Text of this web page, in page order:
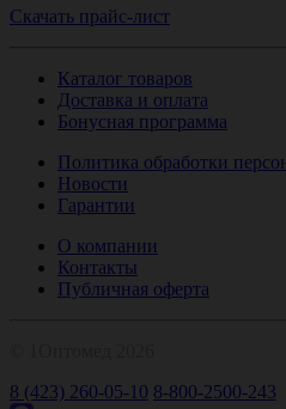
Скачать прайс-лист
Каталог товаров
Доставка и оплата
Бонусная программа
Политика обработки
Новости
Гарантии
О компании
Контакты
Публичная оферта
8 (423) 260-05-10 8-800-2500-243